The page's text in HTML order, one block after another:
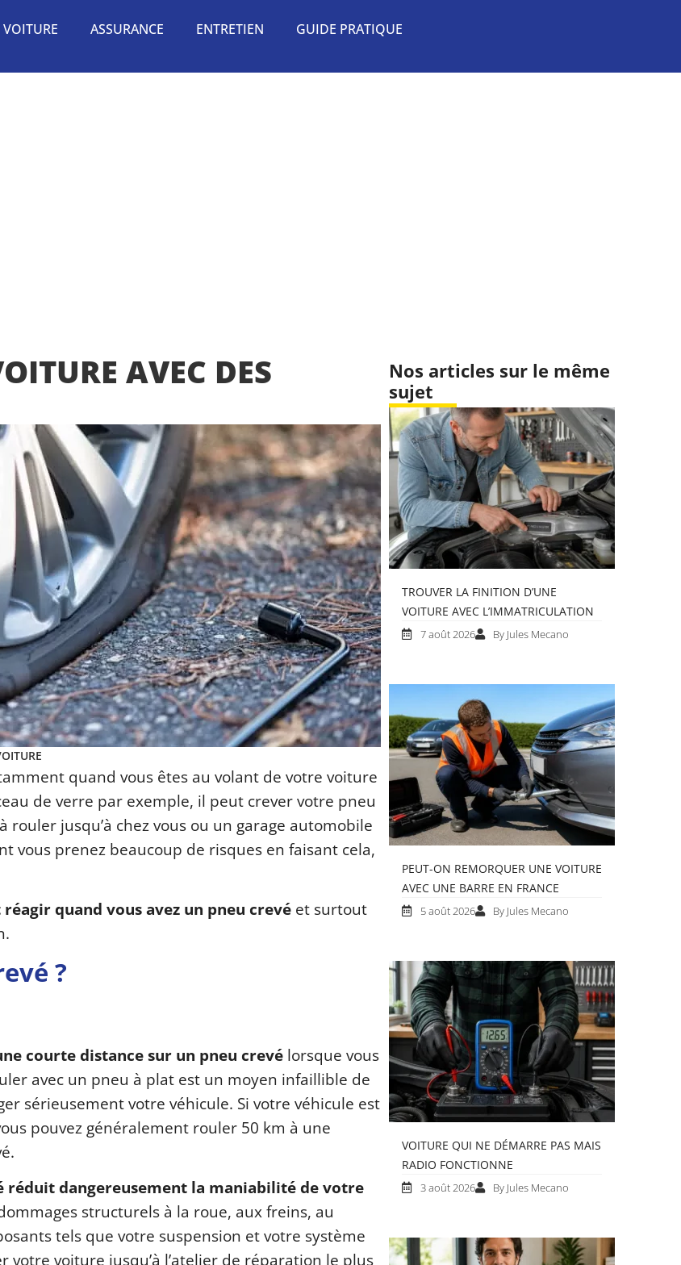
VOITURE ASSURANCE ENTRETIEN GUIDE PRATIQUE
AVEC DES
quand vous êtes au volant de votre voiture
de verre par exemple, il peut crever votre pneu
jusqu’à chez vous ou un garage automobile
prenez beaucoup de risques en faisant cela,
quand vous avez un pneu crevé et surtout
?
courte distance sur un pneu crevé lorsque vous
avec un pneu à plat est un moyen infaillible de
sérieusement votre véhicule. Si votre véhicule est
pouvez généralement rouler 50 km à une
réduit dangereusement la maniabilité de votre
structurels à la roue, aux freins, au
tels que votre suspension et votre système
voiture jusqu’à l’atelier de réparation le plus
Nos articles sur le même
sujet
TROUVER LA FINITION D’UNE
VOITURE AVEC L’IMMATRICULATION
7 août 2026 By Jules Mecano
PEUT-ON REMORQUER UNE VOITURE
AVEC UNE BARRE EN FRANCE
5 août 2026 By Jules Mecano
VOITURE QUI NE DÉMARRE PAS MAIS
RADIO FONCTIONNE
3 août 2026 By Jules Mecano